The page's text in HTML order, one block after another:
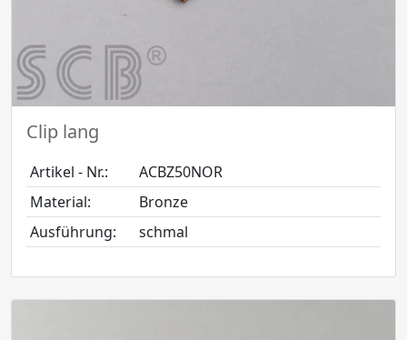
Clip lang
Artikel - Nr.:
ACBZ50NOR
Material:
Bronze
Ausführung:
schmal